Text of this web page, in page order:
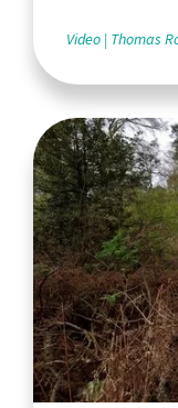
Video Thomas